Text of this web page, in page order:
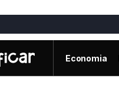
Economia